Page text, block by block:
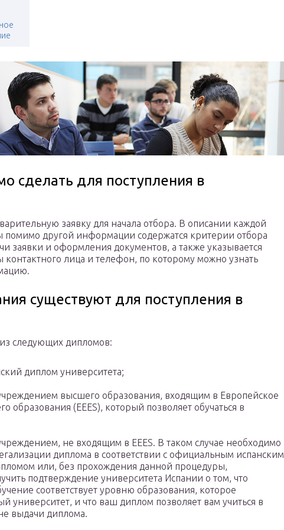
сделать для поступления в
заявку для начала отбора. В описании каждой
помимо другой информации содержатся критерии отбора
заявки и оформления документов, а также указывается
контактного лица и телефон, по которому можно узнать
существуют для поступления в
следующих дипломов:
диплом университета;
высшего образования, входящим в Европейское
образования (EEES), который позволяет обучаться в
не входящим в EEES. В таком случае необходимо
диплома в соответствии с официальным испанским
или, без прохождения данной процедуры,
подтверждение университета Испании о том, что
соответствует уровню образования, которое
университет, и что ваш диплом позволяет вам учиться в
выдачи диплома.